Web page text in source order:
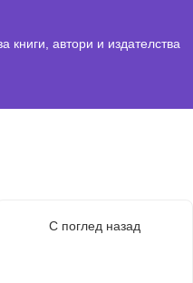
книги, автори и издателства
С поглед назад